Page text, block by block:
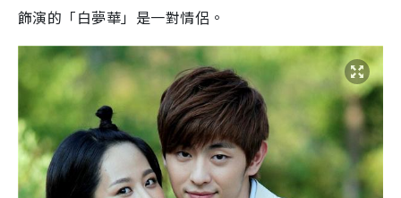
飾演的「白夢華」是一對情侶。